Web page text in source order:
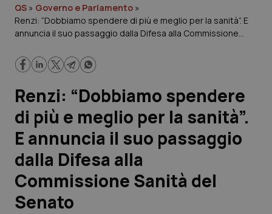
Governo e Parlamento
Regioni e Asl
Lavoro e Professioni
Scienza e Farmaci
Studi e Analisi
Lettere al direttore
Edizioni Regionali
QS » Governo e Parlamento »
Renzi: “Dobbiamo spendere di più e meglio per la sanità”. E
annuncia il suo passaggio dalla Difesa alla Commissione
Renzi: “Dobbiamo spendere
di più e meglio per la sanità”.
E annuncia il suo passaggio
dalla Difesa alla
Commissione Sanità del
Senato